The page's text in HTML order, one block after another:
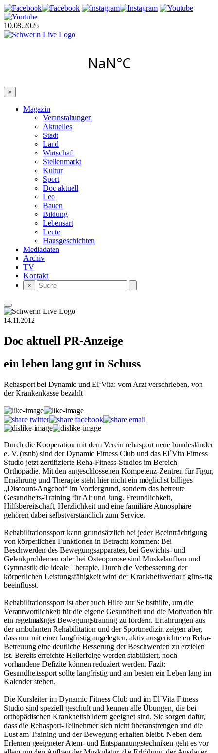
10.08.2026
×
Magazin
Veranstaltungen
Aktuelles
Stadt
Land
Wirtschaft
Stellenmarkt
Kultur
Sport
Doc aktuell
Leo
Bauen
Bildung
Lebensart
Leute
Hausgeschichten
Mediadaten
Archiv
TV
Kontakt
×
14.11.2012
Doc aktuell PR-Anzeige
ein leben lang gut in Schuss
Rehasport bei Dynamic und El‘Vita: vom Arzt verschrieben, von
der Krankenkasse bezahlt
Durch die Kooperation mit dem Verein rehasport neue bundesländer
e. V. (rsnb) sind der Dynamic Fitness Club und das El´Vita Fitness
Studio jetzt zertifizierte Reha-Fitness-Studios im Bereich
Orthopädie. Mit den angeschlossenen Kompetenz-Zentren für Figur,
Ernährung und Therapie steht hier nicht ein möglichst billiges
„Discount-Angebot“ im Vordergrund, sondern das betreute
Gesundheits-Training für Alt und Jung. Freundlichkeit,
Hilfsbereitschaft, Herzlichkeit und eine familiäre Atmosphäre
gehören dabei selbstverständlich zum Service.
Rehabilitationssport kann grundsätzlich bei jeder Beeinträchtigung
von körperlichen Funktionen in Betracht kommen: Bei
Beschwerden des Bewegungsapparates, bei Gewichts- und
Gelenkproblemen oder bei Osteoporose sind Muskelaufbau und
Gymnastik die ideale Therapie. Durch die Verbesserung der
körperlichen Leistungsfähigkeit wird der Krankheitsverlauf güns-tig
beeinflusst.
Rehabilitationssport ist aber auch Hilfe zur Selbsthilfe, um die
Verantwortlichkeit für die eigene Gesundheit und die Motivation für
ein regelmäßiges Bewegungstraining zu fördern. Erfahrungen aus
der ambulanten Rehabilitation und der Sportmedizin zeigen aber,
dass nur mit einer langfristig angelegten, aktiv ausgerichteten Reha-
Betreuung eine deutliche Besserung der Beschwerden zu erzielen
ist. Bereits erreichte Heilerfolge werden stabilisiert, noch
vorhandene Defizite können reduziert werden. Fazit:
Gesundheitssport sollte langfristig und am besten ein Leben lang im
Kalender stehen.
Die Kursleiter im Dynamic Fitness Club und im El´Vita Fitness
Studio sind speziell geschult und kennen alle Übungen, die bei
orthopädischen Krankheitsbildern geeignet sind. Sie sorgen dafür,
dass die Rehasport-Teilnehmer sich nicht überanstrengen und die
Lust am Training und der Bewegung erhalten bleibt. Neben dem
Erlernen geeigneter Atem- und Entspannungstechniken geht es vor